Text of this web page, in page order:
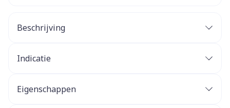
Beschrijving
Indicatie
Eigenschappen